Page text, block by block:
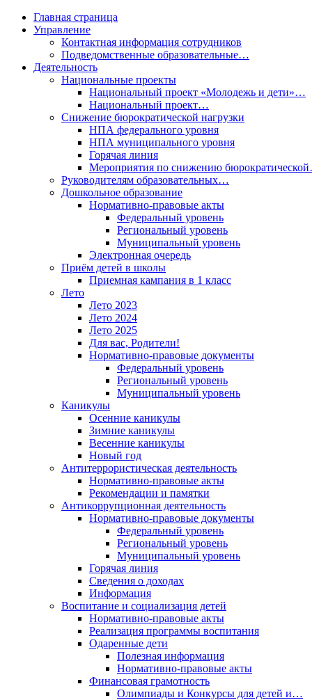
Главная страница
Управление
Контактная информация сотрудников
Подведомственные образовательные…
Деятельность
Национальные проекты
Национальный проект «Молодежь и дети»…
Национальный проект…
Снижение бюрократической нагрузки
НПА федерального уровня
НПА муниципального уровня
Горячая линия
Мероприятия по снижению
Руководителям образовательных…
Дошкольное образование
Нормативно-правовые акты
Федеральный уровень
Региональный уровень
Муниципальный уровень
Электронная очередь
Приём детей в школы
Приемная кампания в 1 класс
Лето
Лето 2023
Лето 2024
Лето 2025
Для вас, Родители!
Нормативно-правовые документы
Федеральный уровень
Региональный уровень
Муниципальный уровень
Каникулы
Осенние каникулы
Зимние каникулы
Весенние каникулы
Новый год
Антитеррористическая деятельность
Нормативно-правовые акты
Рекомендации и памятки
Антикоррупционная деятельность
Нормативно-правовые документы
Федеральный уровень
Региональный уровень
Муниципальный уровень
Горячая линия
Сведения о доходах
Информация
Воспитание и социализация детей
Нормативно-правовые акты
Реализация программы воспитания
Одаренные дети
Полезная информация
Нормативно-правовые акты
Финансовая грамотность
Олимпиады и Конкурсы для детей и…